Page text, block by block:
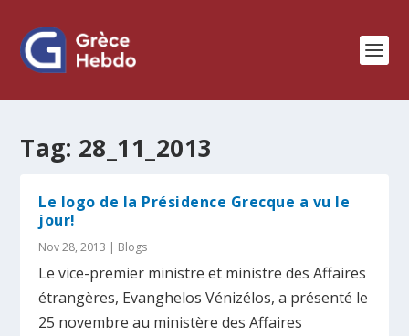
Tag: 28_11_2013
Le logo de la Présidence Grecque a vu le
jour!
Nov 28, 2013 | Blogs
Le vice-premier ministre et ministre des Affaires
étrangères, Evanghelos Vénizélos, a présenté le
25 novembre au ministère des Affaires